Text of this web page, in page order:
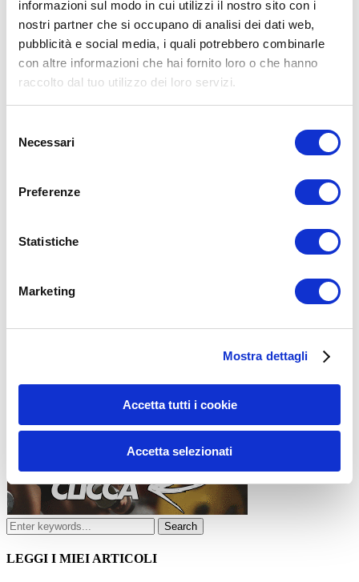
informazioni sul modo in cui utilizzi il nostro sito con i
nostri partner che si occupano di analisi dei dati web,
pubblicità e social media, i quali potrebbero combinarle
con altre informazioni che hai fornito loro o che hanno
raccolto dal tuo utilizzo dei loro servizi.
delNecessari
Preferenze
Statistiche
Marketing
Mostra dettagli
Accetta tutti i cookie
Accetta selezionati
15WORKOUT SCARICA ORA
ALLENATI CON ME!
LEGGI I MIEI ARTICOLI